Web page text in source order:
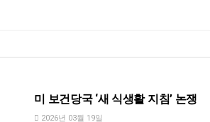
미 보건당국 ‘새 식생활 지침’ 논쟁
2026년 03월 19일